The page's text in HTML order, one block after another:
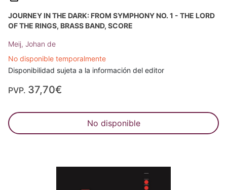
JOURNEY IN THE DARK: FROM SYMPHONY NO. 1 - THE LORD
OF THE RINGS, BRASS BAND, SCORE
Meij, Johan de
No disponible temporalmente
Disponibilidad sujeta a la información del editor
PVP. 37,70€
No disponible